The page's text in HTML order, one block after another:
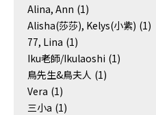
Alina, Ann (1)
Alisha(莎莎), Kelys(小紫) (1)
77, Lina (1)
Iku老師/Ikulaoshi (1)
鳥先生&鳥夫人 (1)
Vera (1)
三小a (1)